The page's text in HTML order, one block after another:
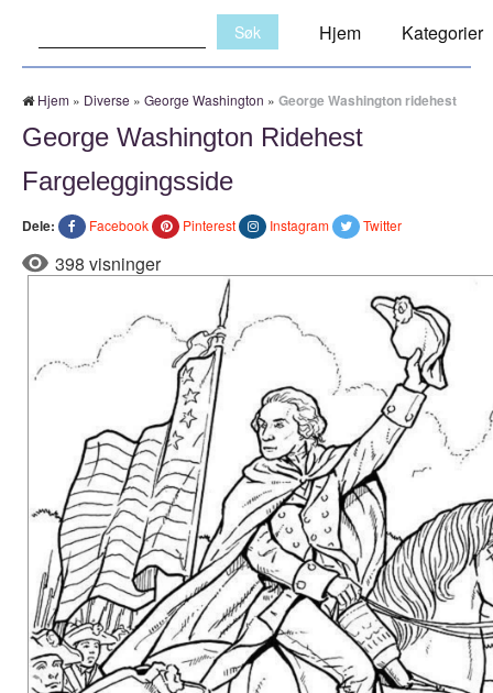
Hjem Kategorier
Hjem » Diverse » George Washington » George Washington ridehest
George Washington Ridehest
Fargeleggingsside
Dele: Facebook Pinterest Instagram Twitter
398 visninger